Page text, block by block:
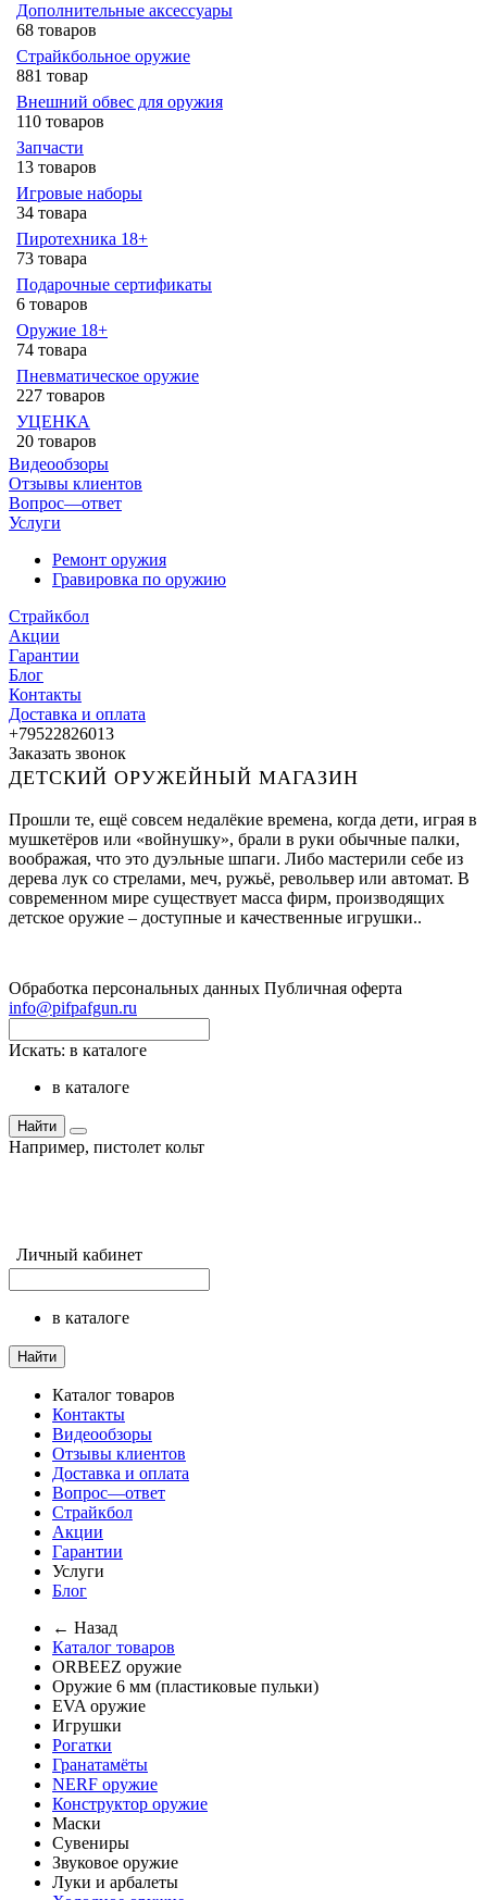
Дополнительные аксессуары
68 товаров
Страйкбольное оружие
881 товар
Внешний обвес для оружия
110 товаров
Запчасти
13 товаров
Игровые наборы
34 товара
Пиротехника 18+
73 товара
Подарочные сертификаты
6 товаров
Оружие 18+
74 товара
Пневматическое оружие
227 товаров
УЦЕНКА
20 товаров
Видеообзоры
Отзывы клиентов
Вопрос—ответ
Услуги
Ремонт оружия
Гравировка по оружию
Страйкбол
Акции
Гарантии
Блог
Контакты
Доставка и оплата
+79522826013
Заказать звонок
ДЕТСКИЙ ОРУЖЕЙНЫЙ МАГАЗИН
Прошли те, ещё совсем недалёкие времена, когда дети, играя в
мушкетёров или «войнушку», брали в руки обычные палки,
воображая, что это дуэльные шпаги. Либо мастерили себе из
дерева лук со стрелами, меч, ружьё, револьвер или автомат. В
современном мире существует масса фирм, производящих
детское оружие – доступные и качественные игрушки..
Обработка персональных данных Публичная оферта
info@pifpafgun.ru
Искать: в каталоге
в каталоге
Найти
Например, пистолет кольт
Личный кабинет
в каталоге
Найти
Каталог товаров
Контакты
Видеообзоры
Отзывы клиентов
Доставка и оплата
Вопрос—ответ
Страйкбол
Акции
Гарантии
Услуги
Блог
← Назад
Каталог товаров
ORBEEZ оружие
Оружие 6 мм (пластиковые пульки)
EVA оружие
Игрушки
Рогатки
Гранатамёты
NERF оружие
Конструктор оружие
Маски
Сувениры
Звуковое оружие
Луки и арбалеты